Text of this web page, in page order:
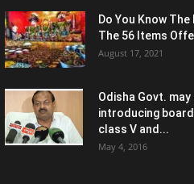
Do You Know The
The 56 Items
August 17, 2021
Odisha Govt.
introducing board
class V and...
May 4, 2016